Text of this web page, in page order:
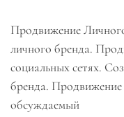
Продвижение
личного бренда.
социальных сетях.
бренда.
обсуждаемый